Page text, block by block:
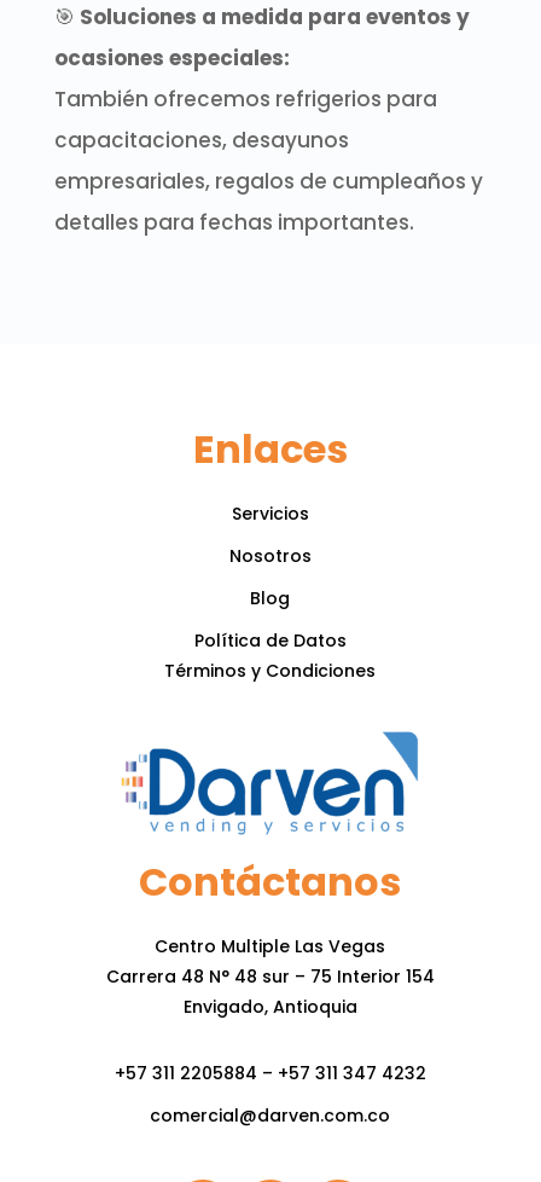
🎯 Soluciones a medida para eventos y
ocasiones especiales:
También ofrecemos refrigerios para
capacitaciones, desayunos
empresariales, regalos de cumpleaños y
detalles para fechas importantes.
Enlaces
Servicios
Nosotros
Blog
Política de Datos
Términos y Condiciones
Contáctanos
Centro Multiple Las Vegas
Carrera 48 N° 48 sur – 75 Interior 154
Envigado, Antioquia
+57 311 2205884 – +57 311 347 4232
comercial@darven.com.co